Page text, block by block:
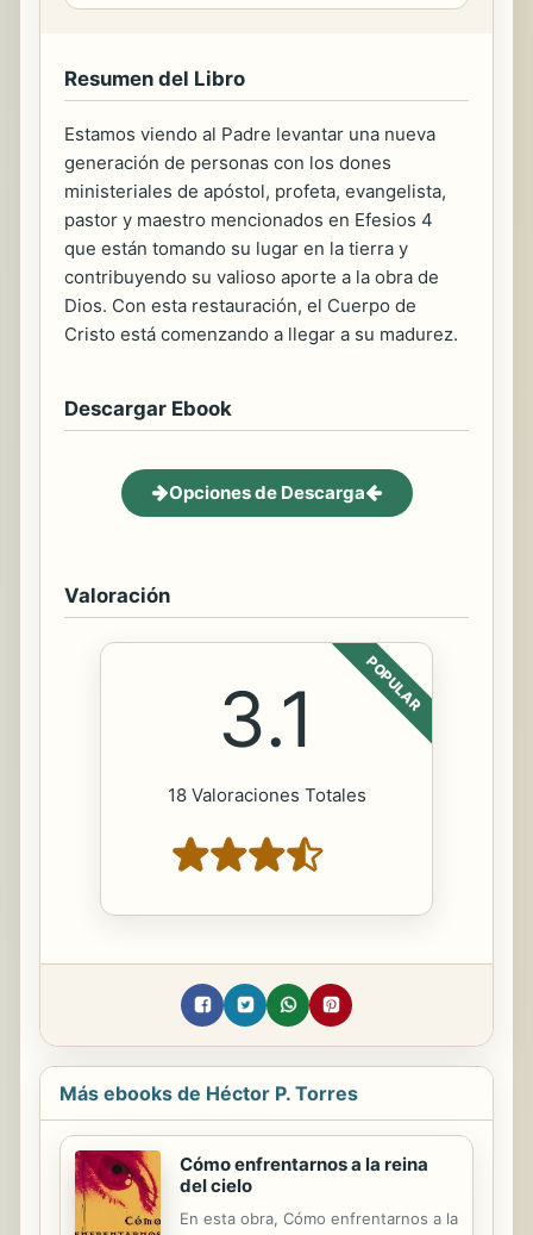
Resumen del Libro
Estamos viendo al Padre levantar una nueva
generación de personas con los dones
ministeriales de apóstol, profeta, evangelista,
pastor y maestro mencionados en Efesios 4
que están tomando su lugar en la tierra y
contribuyendo su valioso aporte a la obra de
Dios. Con esta restauración, el Cuerpo de
Cristo está comenzando a llegar a su madurez.
Descargar Ebook
Opciones de Descarga
Valoración
POPULAR
3.1
18 Valoraciones Totales
Más ebooks de Héctor P. Torres
Cómo enfrentarnos a la reina
del cielo
En esta obra, Cómo enfrentarnos a la